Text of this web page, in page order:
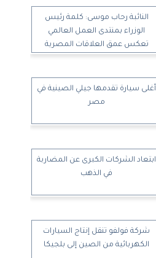
النائبة رحاب موسى: كلمة رئيس
الوزراء بمنتدى العمل العالمي
تعكس عمق العلاقات المصرية
أغلى سيارة تقدمها جيلي الصينية في
مصر
ابتعاد الشركات الكبرى عن المضاربة
في الذهب
شركة فولفو تنقل إنتاج السيارات
الكهربائية من الصين إلى بلجيكا